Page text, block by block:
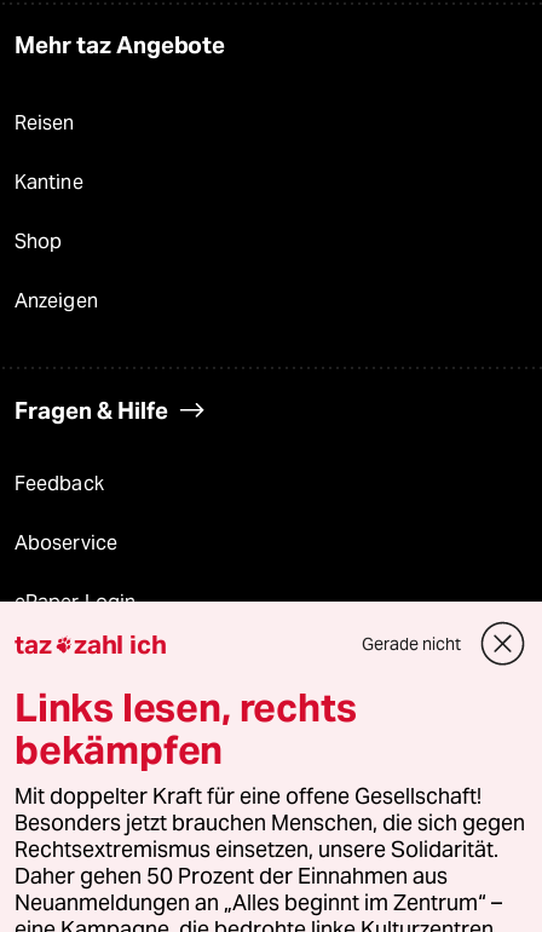
Mehr taz Angebote
Reisen
Kantine
Shop
Anzeigen
Fragen & Hilfe
Feedback
Aboservice
ePaper Login
Downloads für Abonnierende
© 2026 taz Verlags und Vertriebs GmbH
Alle Rechte vorbehalten. Bei rechtlichen Fragen oder für Genehmigungen
wenden Sie sich bitte an lizenzen@taz.de
Feedback Redaktionsstatut Kommune-Richtlinien
taz zahl ich Gerade nicht
Links lesen, rechts
bekämpfen
Mit doppelter Kraft für eine offene Gesellschaft!
Besonders jetzt brauchen Menschen, die sich gegen
Rechtsextremismus einsetzen, unsere Solidarität.
Daher gehen 50 Prozent der Einnahmen aus
Neuanmeldungen an „Alles beginnt im Zentrum“ –